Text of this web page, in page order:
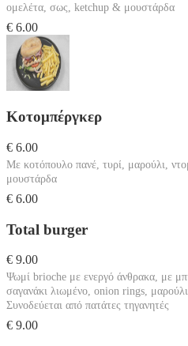
ομελέτα, σως, ketchup & μουστάρδα
€ 6.00
Κοτομπέργκερ
€ 6.00
Με κοτόπουλο πανέ, τυρί, μαρούλι,
μουστάρδα
€ 6.00
Total burger
€ 9.00
Ψωμί brioche με ενεργό άνθρακα, με
σαγανάκι λιωμένο, onion rings,
Συνοδεύεται από πατάτες τηγανητές
€ 9.00